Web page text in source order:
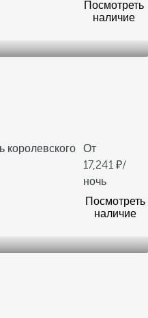
Посмотреть
наличие
королевского
От
17,241
/
ночь
Посмотреть
наличие